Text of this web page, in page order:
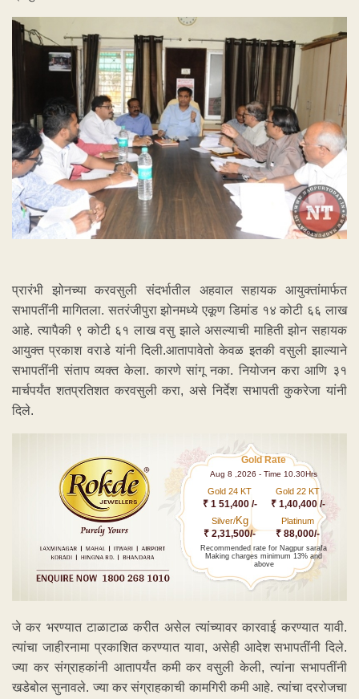
प्रारंभी झोनच्या करवसुली संदर्भातील अहवाल सहायक आयुक्तांमार्फत
सभापतींनी मागितला. सतरंजीपुरा झोनमध्ये एकूण डिमांड १४ कोटी ६६ लाख
आहे. त्यापैकी ९ कोटी ६१ लाख वसु झाले असल्याची माहिती झोन सहायक
आयुक्त प्रकाश वराडे यांनी दिली.आतापावेतो केवळ इतकी वसुली झाल्याने
सभापतींनी संताप व्यक्त केला. कारणे सांगू नका. नियोजन करा आणि ३१
मार्चपर्यंत शतप्रतिशत करवसुली करा, असे निर्देश सभापती कुकरेजा यांनी
दिले.
Gold Rate
Aug 8 ,2026 - Time 10.30Hrs
Gold 24 KT
₹ 1 51,400 /-
Gold 22 KT
₹ 1,40,400 /-
Silver/Kg
₹ 2,31,500/-
Platinum
₹ 88,000/-
Recommended rate for Nagpur sarafa
Making charges minimum 13% and
above
जे कर भरण्यात टाळाटाळ करीत असेल त्यांच्यावर कारवाई करण्यात यावी.
त्यांचा जाहीरनामा प्रकाशित करण्यात यावा, असेही आदेश सभापतींनी दिले.
ज्या कर संग्राहकांनी आतापर्यंत कमी कर वसुली केली, त्यांना सभापतींनी
खडेबोल सुनावले. ज्या कर संग्राहकाची कामगिरी कमी आहे. त्यांचा दररोजचा